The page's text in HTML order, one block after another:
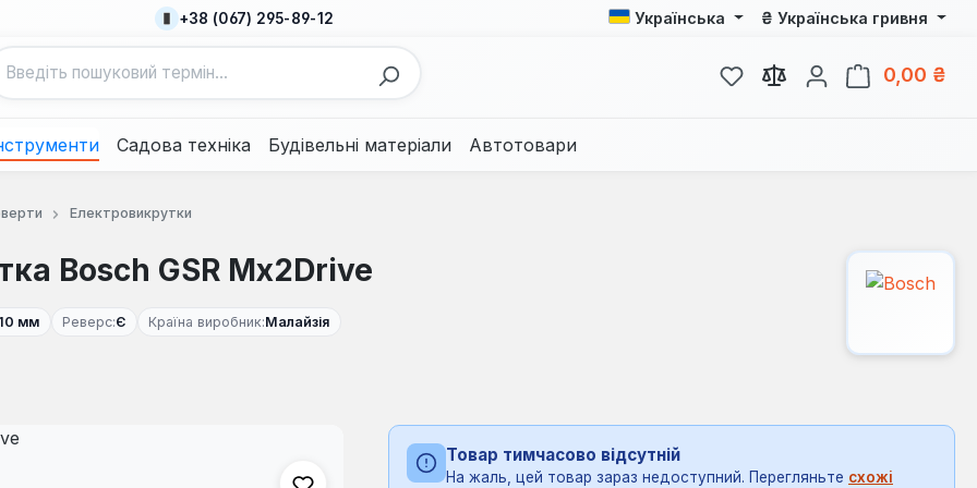
+38 (067) 295-89-12 Українська ₴ Українська гривня
У вас є 0 у списку бажань
0,00 ₴
Садова техніка Будівельні матеріали Автотовари
Електровикрутки
Bosch GSR Mx2Drive
мм Реверс:Є Країна виробник:Малайзія
Товар тимчасово відсутній
На жаль, цей товар зараз недоступний. Перегляньте схожі